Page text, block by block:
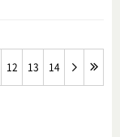
12 13 14